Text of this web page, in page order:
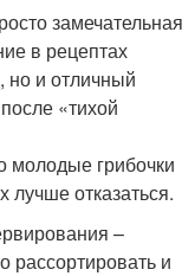
замечательная
в рецептах
но и отличный
«тихой
молодые грибочки
лучше отказаться.
–
рассортировать и